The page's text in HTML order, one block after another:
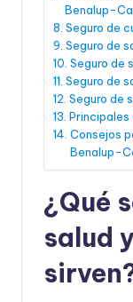
Benalup-
Seguro de
Seguro de
Seguro de
Seguro de
Seguro de
Principales
Consejos
Benalup-
¿Qué
salud